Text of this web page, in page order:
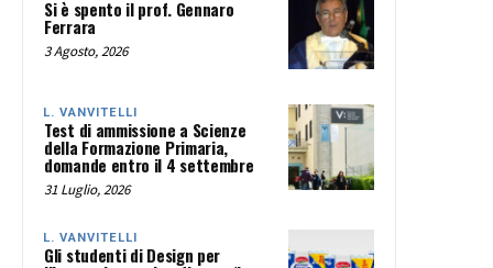
Si è spento il prof. Gennaro
Ferrara
3 Agosto, 2026
L. VANVITELLI
Test di ammissione a Scienze
della Formazione Primaria,
domande entro il 4 settembre
31 Luglio, 2026
L. VANVITELLI
Gli studenti di Design per